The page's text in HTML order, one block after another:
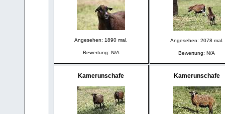
Angesehen: 1890 mal.
Bewertung: N/A
Angesehen: 2078 mal.
Bewertung: N/A
Kamerunschafe Kamerunschafe